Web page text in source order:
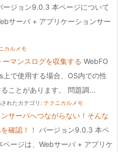
ージョン9.0.3 本ページについて
サーバ + アプリケーションサー
カルメモ
マンスログを収集する WebFO
上で使用する場合、OS内での性
ことがあります。 問題調...
れたカテゴリ: テクニカルメモ
サーバへつながらない！そんな
確認！！ バージョン9.0.3 本ペ
ページは、Webサーバ + アプリケ